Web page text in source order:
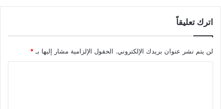
اترك تعليقاً
لن يتم نشر عنوان بريدك الإلكتروني. الحقول الإلزامية مشار إليها بـ *